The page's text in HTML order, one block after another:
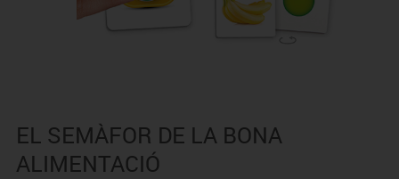
EL SEMÀFOR DE LA BONA
ALIMENTACIÓ